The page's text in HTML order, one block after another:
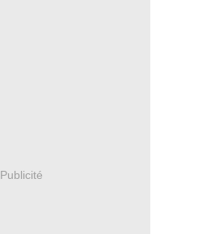
Publicité